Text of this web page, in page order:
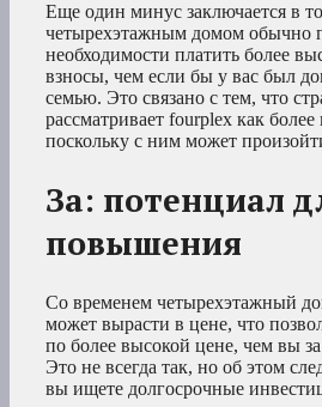
Еще один минус заключается в
четырехэтажным домом обычно
необходимости платить более
взносы, чем если бы у вас был
семью. Это связано с тем, что
рассматривает fourplex как
поскольку с ним может
За: потенциал
повышения
Со временем четырехэтажный
может вырасти в цене, что
по более высокой цене, чем вы
Это не всегда так, но об этом
вы ищете долгосрочные